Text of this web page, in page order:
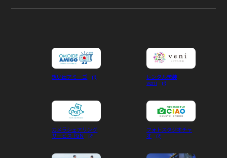
想い出アミーゴ
レンタル琉装
veni
カメラシェアリング
サービス PaN
フォトスタジオチャ
オ